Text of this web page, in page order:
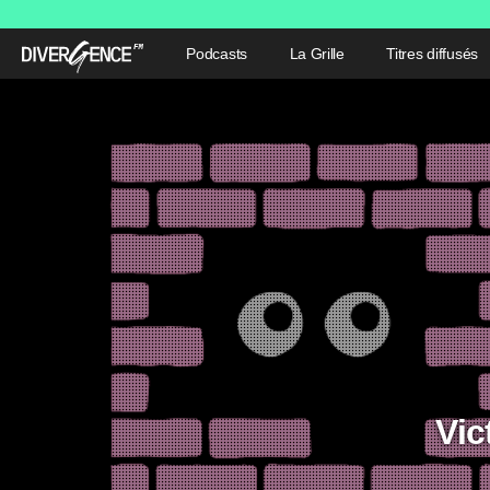
Podcasts La Grille Titres diffusés